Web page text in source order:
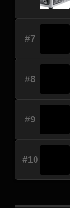
#7
#8
#9
#10